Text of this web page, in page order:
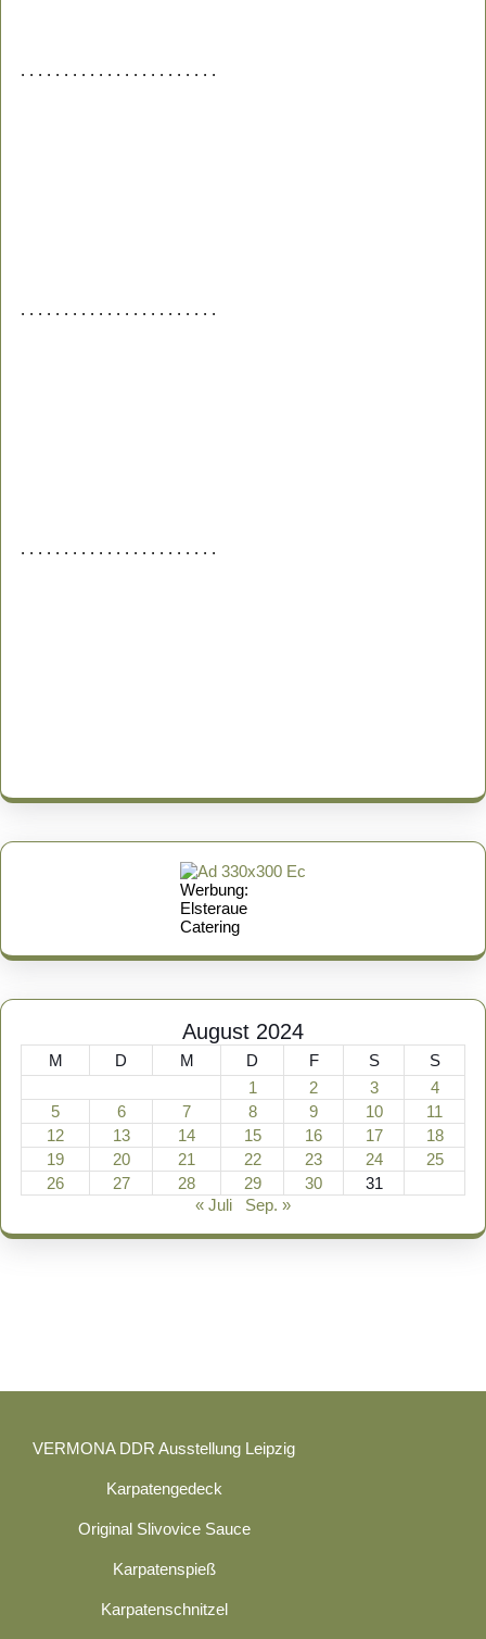
. . . . . . . . . . . . . . . . . . . . . . .
. . . . . . . . . . . . . . . . . . . . . . .
. . . . . . . . . . . . . . . . . . . . . . .
Werbung:
Elsteraue
Catering
August 2024
M D M D F S
S
1
2 3
4
5
6 7 8 9 10
11
12
13 14 15 16 17
18
19
20 21 22 23 24
25
26
27 28 29 30
31
« Juli
Sep. »
VERMONA DDR Ausstellung Leipzig
Karpatengedeck
Original Slivovice Sauce
Karpatenspieß
Karpatenschnitzel